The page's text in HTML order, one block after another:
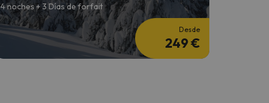
4 noches + 3 Días de forfait
Desde
249 €